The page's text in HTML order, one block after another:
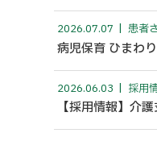
2026.07.07 患者
病児保育 ひまわ
2026.06.03 採用
【採用情報】介